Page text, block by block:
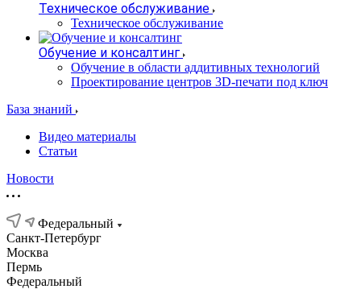
Техническое обслуживание
Техническое обслуживание
Обучение и консалтинг
Обучение в области аддитивных технологий
Проектирование центров 3D-печати под ключ
База знаний
Видео материалы
Статьи
Новости
Федеральный
Санкт-Петербург
Москва
Пермь
Федеральный